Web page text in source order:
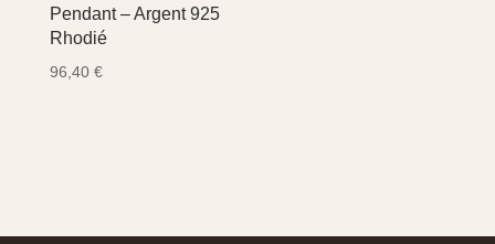
Pendant – Argent 925
Rhodié
96,40 €